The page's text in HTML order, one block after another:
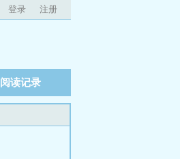
登录 注册
阅读记录